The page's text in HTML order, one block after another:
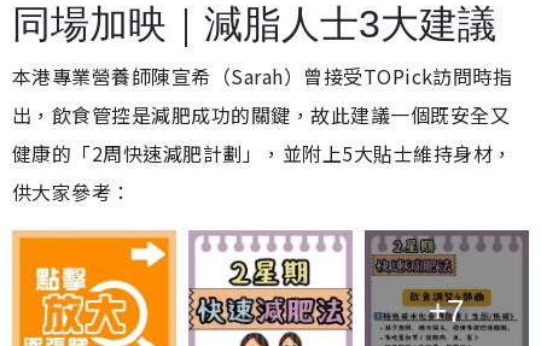
同場加映｜減脂人士3大建議
本港專業營養師陳宣希（Sarah）曾接受TOPick訪問時指
出，飲食管控是減肥成功的關鍵，故此建議一個既安全又
健康的「2周快速減肥計劃」，並附上5大貼士維持身材，
供大家參考：
+7